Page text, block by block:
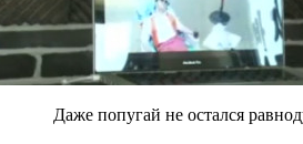
Даже попугай не остался